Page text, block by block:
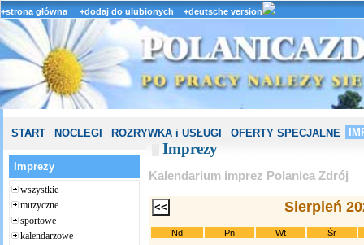
+strona główna +dodaj do ulubionych +deutsche version
START NOCLEGI ROZRYWKA i USŁUGI OFERTY SPECJALNE
Imprezy
wszystkie
muzyczne
sportowe
kalendarzowe
Imprezy
Kalendarium imprez Polanica Zdrój
Sierpień
Nd Pn Wt Śr